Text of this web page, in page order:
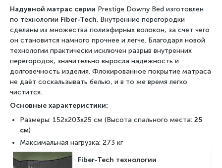
Надувной матрас серии Prestige Downy Bed изготовлен
по технологии Fiber-Tech. Внутренние перегородки
сделаны из множества полиэфирных волокон, за счет чего
он становится намного прочнее и легче. Благодаря новой
технологии практически исключен разрыв внутренних
перегородок, значительно выросла надежность и
долговечность изделия. Флокированное покрытие матраса
не даёт соскальзывать белью, и в то же время легко
чистится.
Основные характеристики:
Размеры: 152x203x25 см (Высота спального места: 25
см)
Максимальная нагрузка: 273 кг
Fiber-Tech технологии